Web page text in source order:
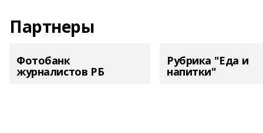
Партнеры
Фотобанк
журналистов РБ
Рубрика "Еда и
напитки"